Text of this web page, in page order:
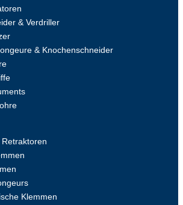
& Verdriller
& Knochenschneider
Klemmen